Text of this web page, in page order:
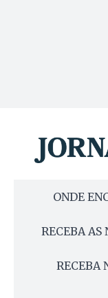
ONDE
RECEBA AS
RECEBA